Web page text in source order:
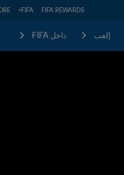
FIFA REWARDS
FIFA+
إلعب داخل FIFA